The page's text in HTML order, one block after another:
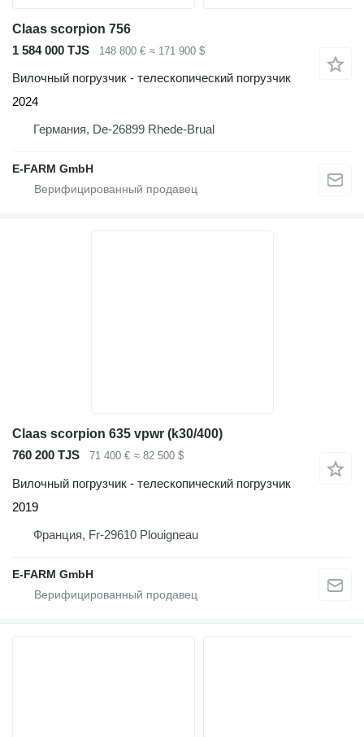
Claas scorpion 756
1 584 000 TJS
148 800 € ≈ 171 900 $
Вилочный погрузчик - телескопический погрузчик
2024
Германия, De-26899 Rhede-Brual
E-FARM GmbH
Claas scorpion 635 vpwr (k30/400)
760 200 TJS
71 400 € ≈ 82 500 $
Вилочный погрузчик - телескопический погрузчик
2019
Франция, Fr-29610 Plouigneau
E-FARM GmbH